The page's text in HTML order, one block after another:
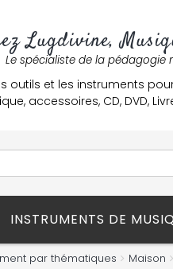
Lugdivine,
Le spécialiste de la pédagogie
outils et les instruments
accessoires, CD, DVD,
INSTRUMENTS DE
par thématiques Maison